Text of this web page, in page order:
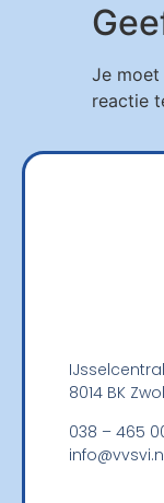
Je moet
reactie
8014 BK
038 – 465